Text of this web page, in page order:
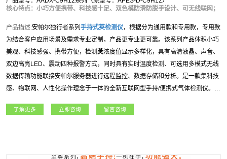
核心特点：小巧方便携带、科技感十足、双色模防滑防脱手设计、可无线联网；
产品描述:安帕尔独行者系列 手持式荚检测仪，根据分为通用款和专用款，专用款
为结合客户应用场景及需求专业定制，产品更专业更可靠。该系列产品体积小巧
美观、科技感强、携带方便，检测荚浓度值显示多样化，具有高清液晶、声音、
双边高亮LED、震动四种报警方式，同时具有实时温度检测、可选用多模式无线
数据传输功能联接安帕尔服务器进行远程监控、数据存储和分析。是一款集科技
感、物联网、人性化操作理念于一体的全新互联网型手持/便携式气体检测仪。独
院所、市政工程、矿业、冶金等各行业领域。
了解更多 立即咨询 留言咨询